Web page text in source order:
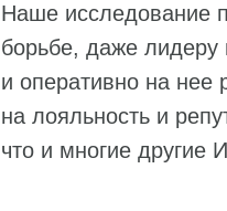
Наше исследование
борьбе, даже лидеру
и оперативно на нее
на лояльность и
что и многие другие